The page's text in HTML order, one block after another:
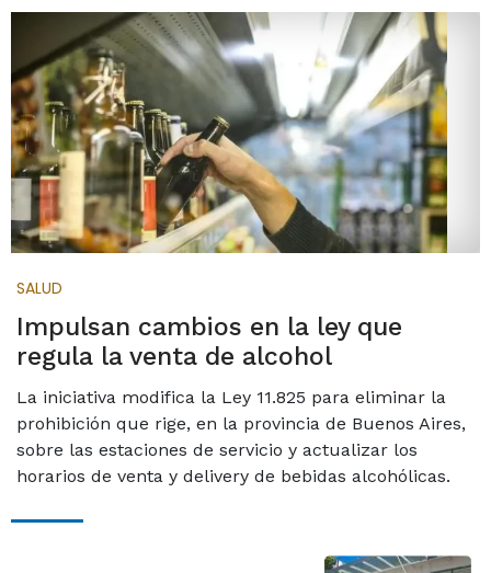
SALUD
Impulsan cambios en la ley que
regula la venta de alcohol
La iniciativa modifica la Ley 11.825 para eliminar la
prohibición que rige, en la provincia de Buenos Aires,
sobre las estaciones de servicio y actualizar los
horarios de venta y delivery de bebidas alcohólicas.